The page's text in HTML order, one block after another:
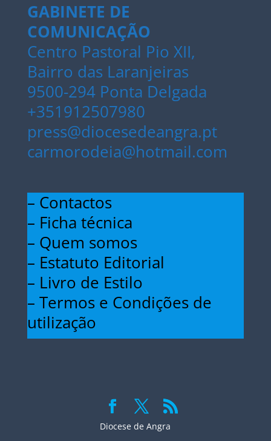
GABINETE DE
COMUNICAÇÃO
Centro Pastoral Pio XII,
Bairro das Laranjeiras
9500-294 Ponta Delgada
+351912507980
press@diocesedeangra.pt
carmorodeia@hotmail.com
– Contactos
– Ficha técnica
– Quem somos
– Estatuto Editorial
– Livro de Estilo
– Termos e Condições de
utilização
Diocese de Angra